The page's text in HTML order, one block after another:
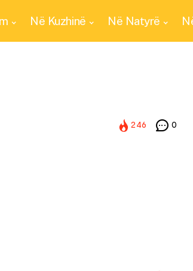
Në Kuzhinë Në Natyrë
246 0